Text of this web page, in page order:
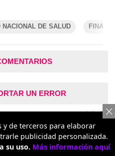
NACIONAL DE SALUD
UN ERROR
y de terceros para elaborar
publicidad personalizada.
su uso. Más información aquí